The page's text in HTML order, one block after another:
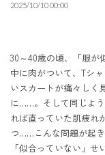
2025/10/10 00:00
30～40歳の頃、「服が
中に肉がついて、Tシ
いスカートが痛々しく
に……。そして同じよ
れば直っていた肌疲れ
つ……こんな問題が起
「似合っていない」